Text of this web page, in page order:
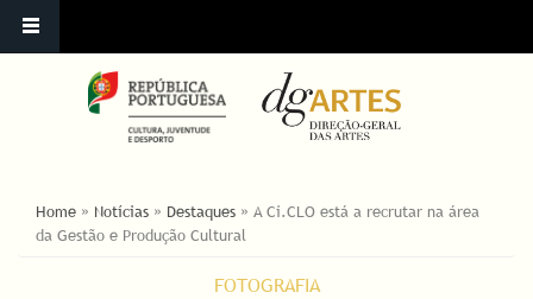
YOU ARE HERE
Home » Notícias » Destaques » A Ci.CLO está a recrutar na área
da Gestão e Produção Cultural
FOTOGRAFIA